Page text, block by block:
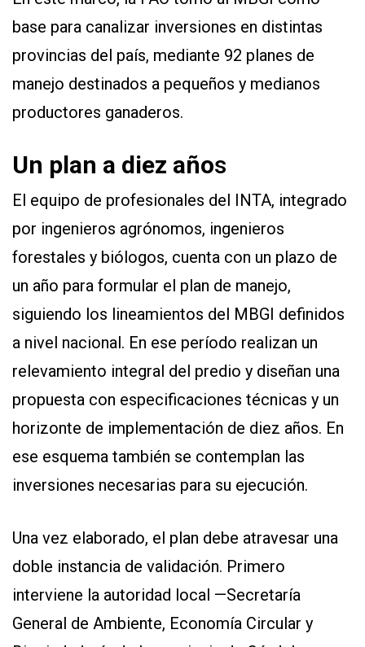
base para canalizar inversiones en distintas
provincias del país, mediante 92 planes de
manejo destinados a pequeños y medianos
productores ganaderos.
Un plan a diez años
El equipo de profesionales del INTA, integrado
por ingenieros agrónomos, ingenieros
forestales y biólogos, cuenta con un plazo de
un año para formular el plan de manejo,
siguiendo los lineamientos del MBGI definidos
a nivel nacional. En ese período realizan un
relevamiento integral del predio y diseñan una
propuesta con especificaciones técnicas y un
horizonte de implementación de diez años. En
ese esquema también se contemplan las
inversiones necesarias para su ejecución.
Una vez elaborado, el plan debe atravesar una
doble instancia de validación. Primero
interviene la autoridad local —Secretaría
General de Ambiente, Economía Circular y